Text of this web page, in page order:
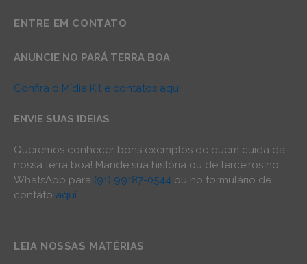
ENTRE EM CONTATO
ANUNCIE NO PARÁ TERRA BOA
Confira o Mídia Kit e contatos aqui
ENVIE SUAS IDEIAS
Queremos conhecer bons exemplos de quem cuida da
nossa terra boa! Mande sua história ou de terceiros no
WhatsApp para (91) 99187-0544 ou no formulário de
contato aqui.
LEIA NOSSAS MATÉRIAS